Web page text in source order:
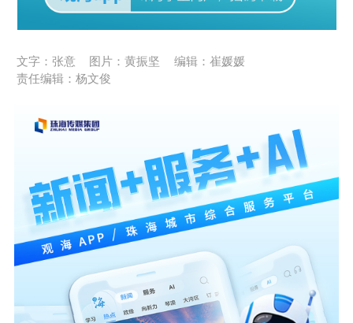
文字：张意 图片：黄振坚
编辑：崔媛媛
责任编辑：杨文俊